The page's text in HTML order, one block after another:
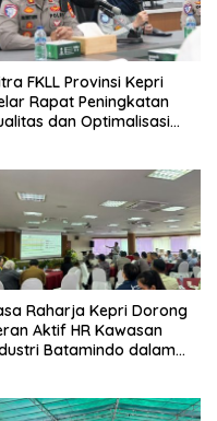
FKLL Provinsi Kepri
Rapat Peningkatan
dan Optimalisasi
Raharja Kepri Dorong
Aktif HR Kawasan
Batamindo dalam